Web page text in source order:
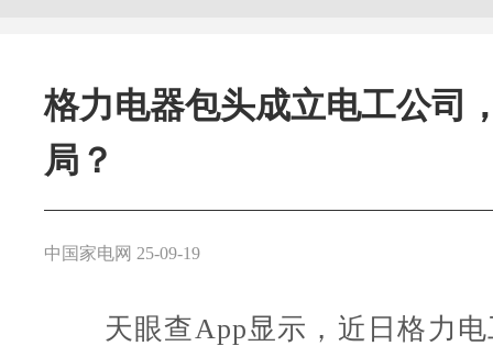
格力电器包头成立电工公司
局？
中国家电网 25-09-19
天眼查App显示，近日格力电